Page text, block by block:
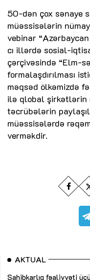
50-dən çox sənaye
müəssisələrin
vebinar
cı illərdə sosial-
çərçivəsində “Elm-
formalaşdırılması
məqsəd ölkəmizdə
ilə qlobal şirkətlərin
təcrübələrin
müəssisələrdə
verməkdir.
AKTUAL
Sahibkarlıq fəaliyyəti